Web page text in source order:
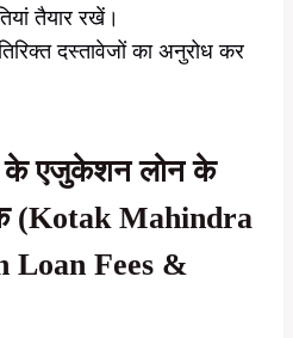
तैयार रखें।
दस्तावेजों का अनुरोध कर
के एजुकेशन लोन के
(Kotak Mahindra
Loan Fees &